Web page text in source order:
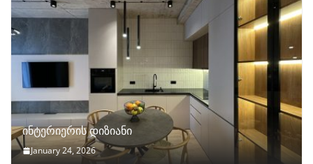
ინტერიერის დიზიანი
January 24, 2026